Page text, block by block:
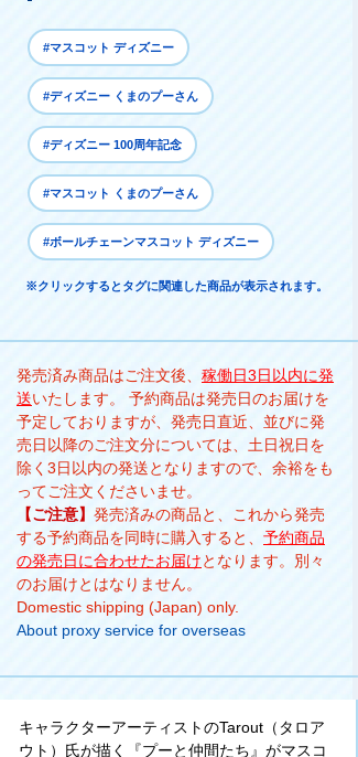
#マスコット ディズニー
#ディズニー くまのプーさん
#ディズニー 100周年記念
#マスコット くまのプーさん
#ボールチェーンマスコット ディズニー
※クリックするとタグに関連した商品が表示されます。
発売済み商品はご注文後、 稼働日3日以内に発
送いたします。 予約商品は発売日のお届けを
予定しておりますが、発売日直近、並びに発
売日以降のご注文分については、土日祝日を
除く3日以内の発送となりますので、余裕をも
ってご注文くださいませ。
【ご注意】 発売済みの商品と、これから発売
する予約商品を同時に購入すると、 予約商品
の発売日に合わせたお届けとなります。別々
のお届けとはなりません。
Domestic shipping (Japan) only.
About proxy service for overseas
キャラクターアーティストのTarout（タロア
ウト）氏が描く『プーと仲間たち』がマスコ